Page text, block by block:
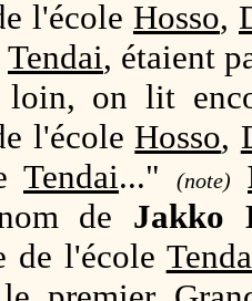
l'école Hosso,
Tendai, étaient
loin, on lit
l'école Hosso,
Tendai..." (note)
de Jakko
de l'école